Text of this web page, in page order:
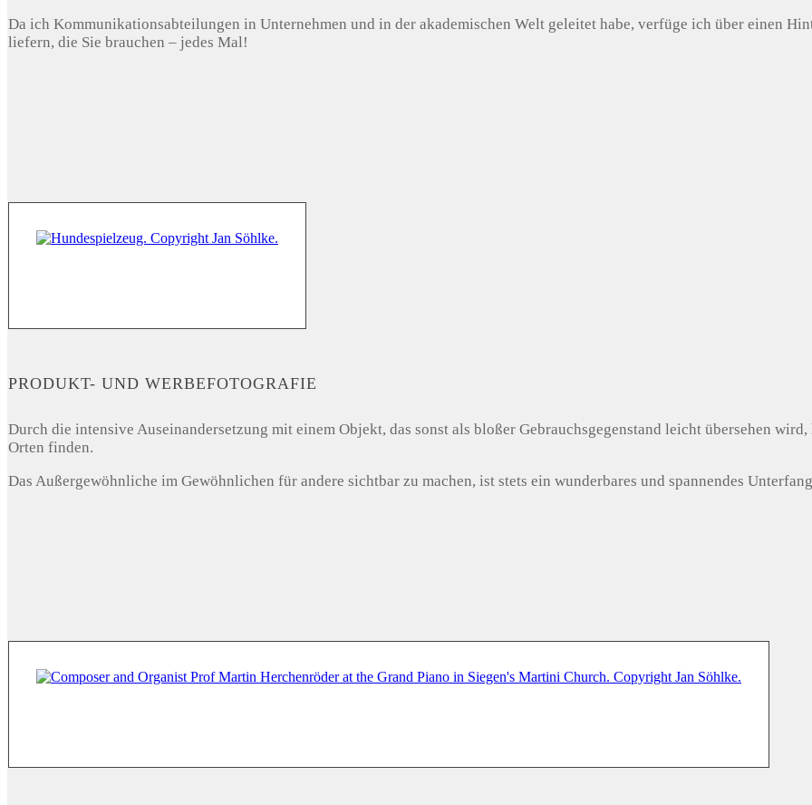
Da ich Kommunikationsabteilungen in Unternehmen und in der akademischen Welt geleitet habe, verfüge ich über einen
liefern, die Sie brauchen – jedes Mal!
PRODUKT- UND WERBEFOTOGRAFIE
Durch die intensive Auseinandersetzung mit einem Objekt, das sonst als bloßer Gebrauchsgegenstand leicht übersehen
Orten finden.
Das Außergewöhnliche im Gewöhnlichen für andere sichtbar zu machen, ist stets ein wunderbares und spannendes